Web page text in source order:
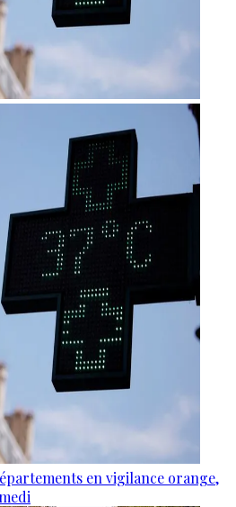
en vigilance orange,